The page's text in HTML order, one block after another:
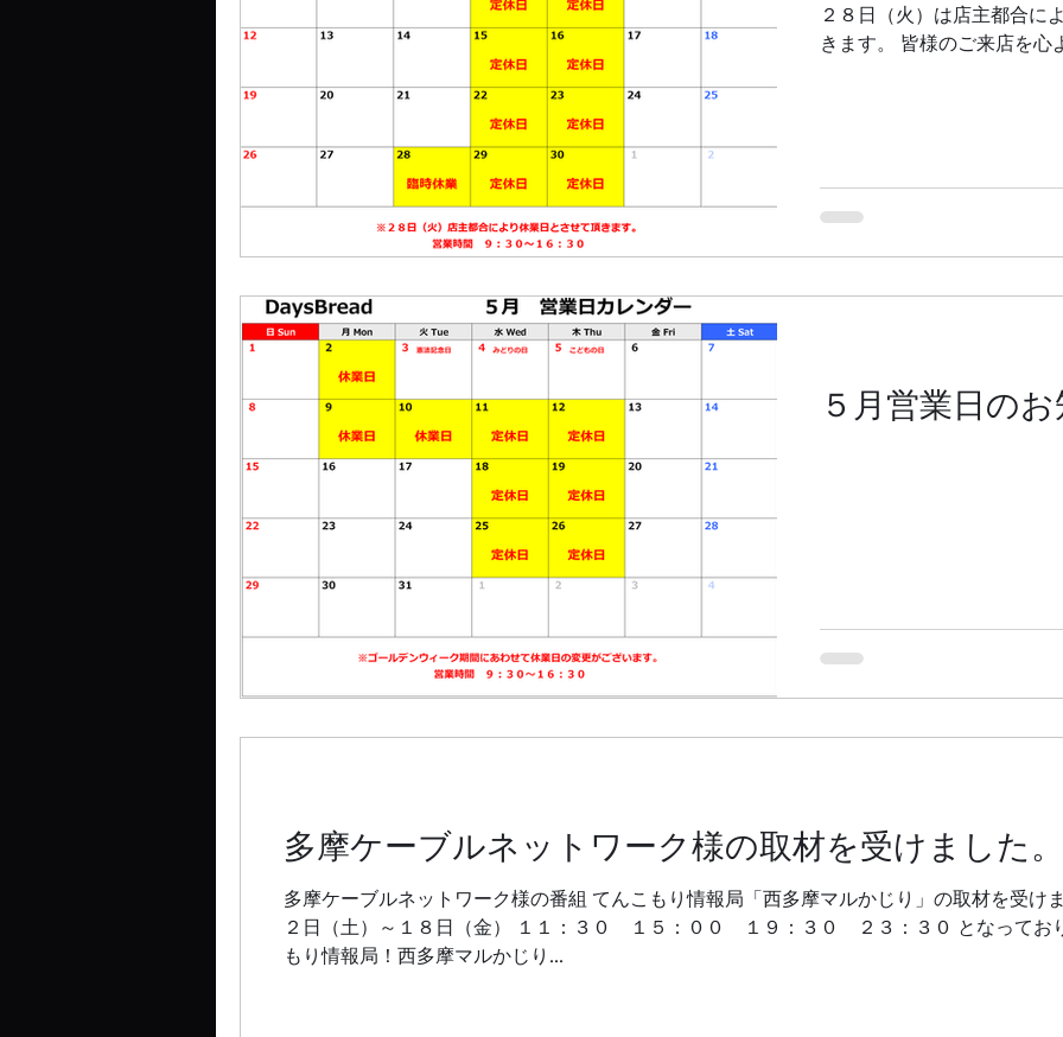
２８日（火）は店主都合に
きます。 皆様のご来店を
５月営業日の
多摩ケーブルネットワーク様の取材を受けました。
多摩ケーブルネットワーク様の番組 てんこもり情報局「西多摩マルかじり」の取材を受
２日（土）～１８日（金） １１：３０ １５：００ １９：３０ ２３：３０ となってお
もり情報局！西多摩マルかじり...